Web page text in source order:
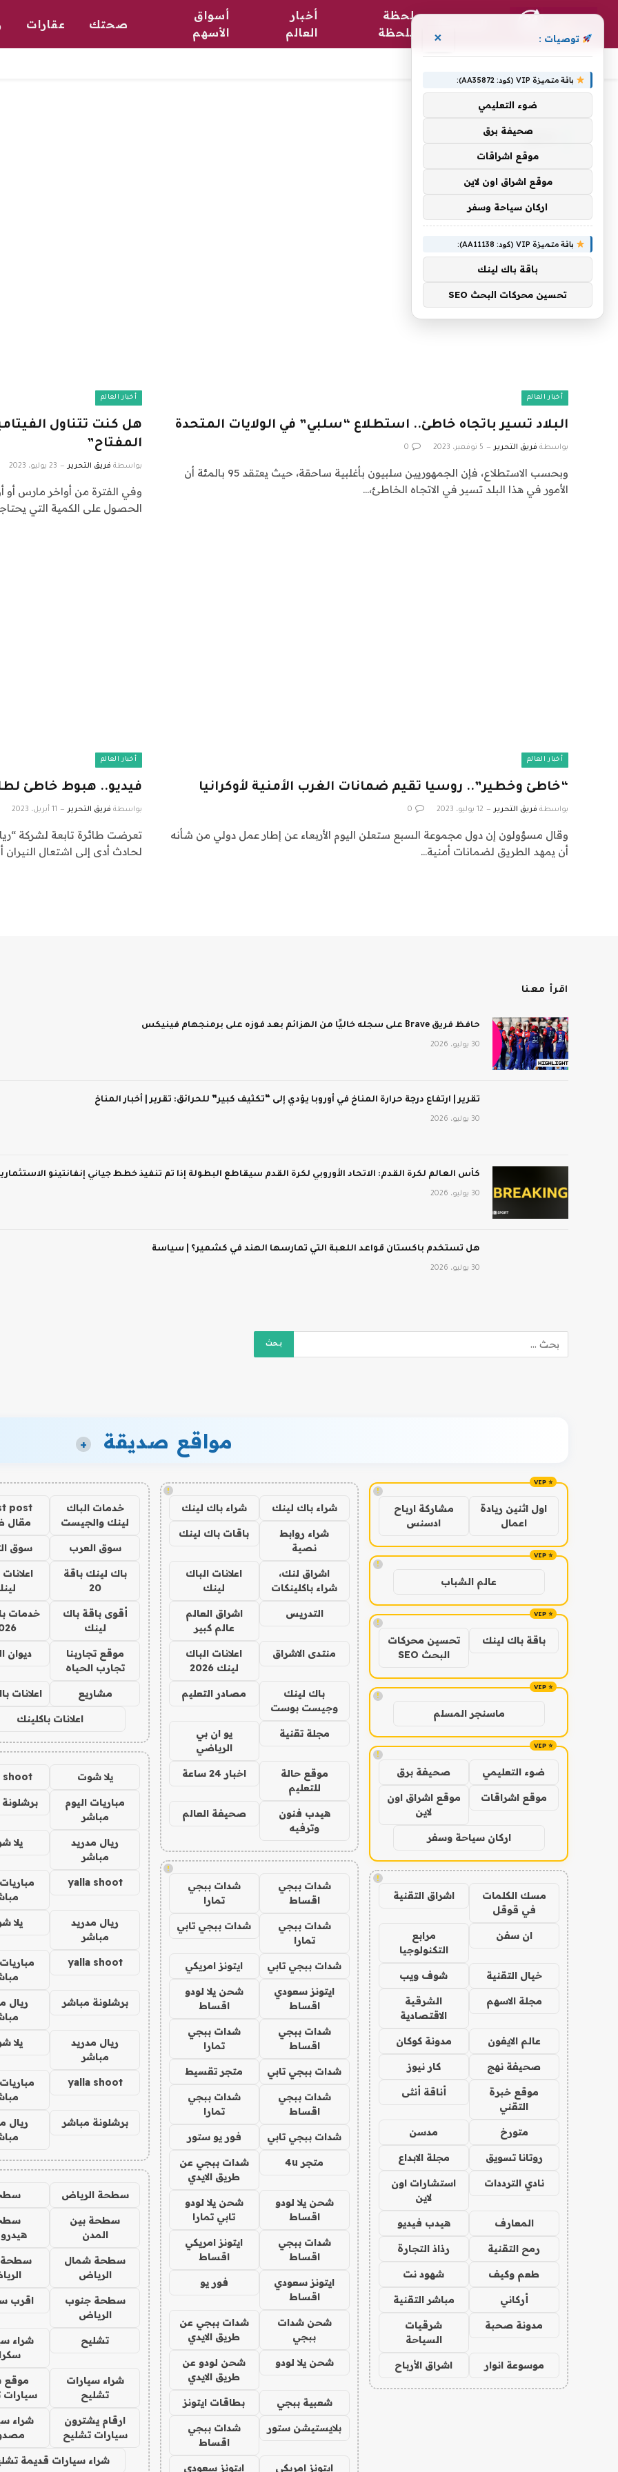
لحظة
بلحظة
أخبار
العالم
أسواق
الأسهم
صحتك عقارات
أخبار العالم
البلاد تسير باتجاه خاطئ.. استطلاع “سلبي” في الولايات المتحدة
بواسطة فريق التحرير 5 نوفمبر، 2023 0
وبحسب الاستطلاع، فإن الجمهوريين سلبيون بأغلبية ساحقة، حيث يعتقد 95 بالمئة أن
الأمور في هذا البلد تسير في الاتجاه الخاطئ،…
أخبار العالم
هل كنت تتناول
المفتاح”
بواسطة فريق التحرير 23 يوليو، 2023
وفي الفترة من أواخر مارس أو
الحصول على الكمية التي
أخبار العالم
“خاطئ وخطير”.. روسيا تقيم ضمانات الغرب الأمنية لأوكرانيا
بواسطة فريق التحرير 12 يوليو، 2023 0
وقال مسؤولون إن دول مجموعة السبع ستعلن اليوم الأربعاء عن إطار عمل دولي من شأنه
أن يمهد الطريق لضمانات أمنية…
أخبار العالم
فيديو.. هبوط خاطئ
بواسطة فريق التحرير 11 أبريل، 2023
تعرضت طائرة تابعة لشركة
لحادث أدى إلى اشتعال
اقرأ معنا
حافظ فريق Brave على سجله خاليًا من الهزائم بعد فوزه على برمنجهام فينيكس
30 يوليو، 2026
تقرير | ارتفاع درجة حرارة المناخ في أوروبا يؤدي إلى “تكثيف كبير” للحرائق: تقرير | أخبار المناخ
30 يوليو، 2026
كأس العالم لكرة القدم: الاتحاد الأوروبي لكرة القدم سيقاطع البطولة إذا تم تنفيذ خطط جياني إنفانتينو
30 يوليو، 2026
هل تستخدم باكستان قواعد اللعبة التي تمارسها الهند في كشمير؟ | سياسة
30 يوليو، 2026
مواقع صديقة +
!
اول اثنين ريادة
اعمال
مشاركة ارباح
ادسنس
!
عالم الشباب
!
باقة باك لينك
تحسين محركات
البحث SEO
!
ماسنجر المسلم
!
ضوء التعليمي صحيفة برق
موقع اشراقات
موقع اشراق اون
لاين
اركان سياحة وسفر
!
مسك الكلمات
في قوقل
اشراق التقنية
ان سفن
مرابع
التكنولوجيا
خيال التقنية شوف ويب
مجلة الاسهم
الشرقية
الاقتصادية
عالم الايفون مدونة كوكان
صحيفة نهج كار نيوز
موقع خبرة
التقني
أناقة أنثى
متورخ مدسن
روتانا تسويق مجلة الابداع
نادي الترددات
استشارات اون
لاين
المعارف هيدب فيديو
رمح التقنية رذاذ التجارة
طعم وكيف شهود نت
أركاني مباشر التقنية
مدونة صحبة
شرقيات
السياحة
موسوعة انوار اشراق الأرباح
!
شراء باك لينك شراء باك لينك
شراء روابط
نصية
باقات باك لينك
اشراق لنك،
شراء باكلينكات
اعلانات الباك
لينك
التدريس
اشراق العالم
عالم كبير
منتدى الاشراق
اعلانات الباك
لينك 2026
باك لينك
وجيست بوست
مصادر التعليم
مجلة تقنية
يو ان بي
الرياضي
موقع حالة
للتعليم
اخبار 24 ساعة
هيدب فنون
وترفيه
صحيفة العالم
!
شدات ببجي
اقساط
شدات ببجي
تمارا
شدات ببجي
تمارا
شدات ببجي تابي
شدات ببجي تابي ايتونز امريكي
ايتونز سعودي
اقساط
شحن يلا لودو
اقساط
شدات ببجي
اقساط
شدات ببجي
تمارا
شدات ببجي تابي متجر تقسيط
شدات ببجي
اقساط
شدات ببجي
تمارا
شدات ببجي تابي فور يو ستور
متجر 4u
شدات ببجي عن
طريق الايدي
شحن يلا لودو
اقساط
شحن يلا لودو
تابي تمارا
شدات ببجي
اقساط
ايتونز امريكي
اقساط
ايتونز سعودي
اقساط
فور يو
شحن شدات
ببجي
شدات ببجي عن
طريق الايدي
شحن يلا لودو
شحن لودو عن
طريق الايدي
شعبية ببجي بطاقات ايتونز
بلايستيشن ستور
شدات ببجي
اقساط
ايتونز امريكي ايتونز سعودي
خدمات الباك
لينك والجيست
post
مقال
سوق العرب سوق
باك لينك باقة
20
أقوى باقة باك
لينك
خدمات
موقع تجاربنا
تجارب الحياه
ديوان
مشاريع اعلانات
اعلانات باكلينك
يلا شوت shoot
مباريات اليوم
مباشر
ريال مدريد
مباشر
يلا
yalla shoot
ريال مدريد
مباشر
يلا
yalla shoot
برشلونة مباشر
ريال
ريال مدريد
مباشر
يلا
yalla shoot
برشلونة مباشر
ريال
سطحة الرياض
سطحة بين
المدن
سطحة شمال
الرياض
سطحة
سطحة جنوب
الرياض
اقرب
تشليح
شراء
شراء سيارات
تشليح
موقع
سيارات
ارقام يشترون
سيارات تشليح
شراء
شراء سيارات قديمة
توصيات : ×
باقة متميزة VIP (كود: AA35872):
ضوء التعليمي
صحيفة برق
موقع اشراقات
موقع اشراق اون لاين
اركان سياحة وسفر
باقة متميزة VIP (كود: AA11138):
باقة باك لينك
تحسين محركات البحث SEO